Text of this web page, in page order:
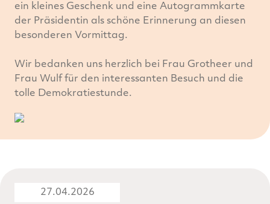
ein kleines Geschenk und eine Autogrammkarte
der Präsidentin als schöne Erinnerung an diesen
besonderen Vormittag.
Wir bedanken uns herzlich bei Frau Grotheer und
Frau Wulf für den interessanten Besuch und die
tolle Demokratiestunde.
27.04.2026